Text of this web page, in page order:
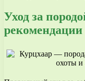
Уход за
рекомендации